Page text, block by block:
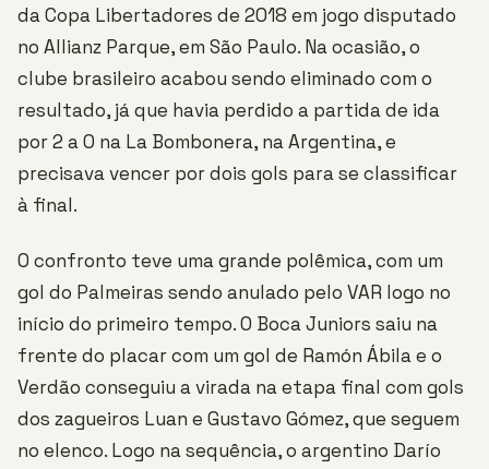
da Copa Libertadores de 2018 em jogo disputado
no Allianz Parque, em São Paulo. Na ocasião, o
clube brasileiro acabou sendo eliminado com o
resultado, já que havia perdido a partida de ida
por 2 a 0 na La Bombonera, na Argentina, e
precisava vencer por dois gols para se classificar
à final.
O confronto teve uma grande polêmica, com um
gol do Palmeiras sendo anulado pelo VAR logo no
início do primeiro tempo. O Boca Juniors saiu na
frente do placar com um gol de Ramón Ábila e o
Verdão conseguiu a virada na etapa final com gols
dos zagueiros Luan e Gustavo Gómez, que seguem
no elenco. Logo na sequência, o argentino Darío